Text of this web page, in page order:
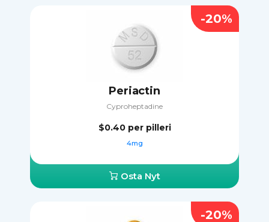
Periactin
Cyproheptadine
$0.40 per pilleri
4mg
Osta Nyt
-20%
-20%